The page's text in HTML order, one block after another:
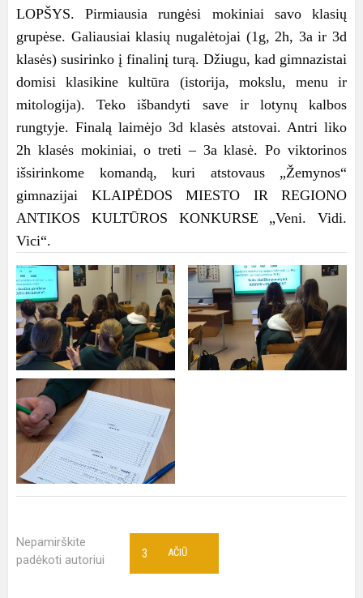
LOPŠYS. Pirmiausia rungėsi mokiniai savo klasių
grupėse. Galiausiai klasių nugalėtojai (1g, 2h, 3a ir 3d
klasės) susirinko į finalinį turą. Džiugu, kad gimnazistai
domisi klasikine kultūra (istorija, mokslu, menu ir
mitologija). Teko išbandyti save ir lotynų kalbos
rungtyje. Finalą laimėjo 3d klasės atstovai. Antri liko
2h klasės mokiniai, o treti – 3a klasė. Po viktorinos
išsirinkome komandą, kuri atstovaus „Žemynos“
gimnazijai KLAIPĖDOS MIESTO IR REGIONO
ANTIKOS KULTŪROS KONKURSE „Veni. Vidi.
Vici“.
Nepamirškite
padėkoti autoriui
AČIŪ
3